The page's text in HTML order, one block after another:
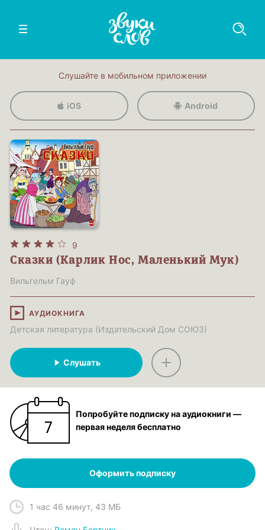
Слушайте в мобильном приложении
iOS Android
9
Сказки (Карлик Нос, Маленький Мук)
Вильгельм Гауф
АУДИОКНИГА
Детская литература (Издательский Дом СОЮЗ)
Слушать
Попробуйте подписку на аудиокниги —
первая неделя бесплатно
Оформить подписку
1 час 46 минут, 43 МБ